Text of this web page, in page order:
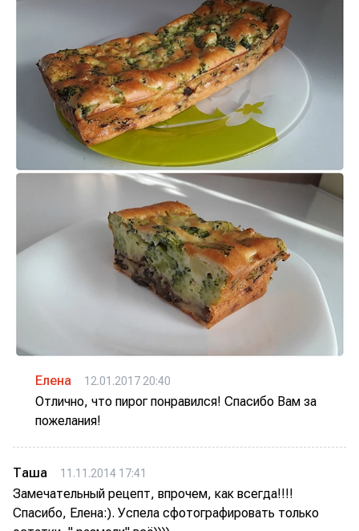
Елена 12.01.2017 20:40
Отлично, что пирог понравился! Спасибо Вам за
пожелания!
Таша 11.11.2014 17:41
Замечательный рецепт, впрочем, как всегда!!!!
Спасибо, Елена:). Успела сфотографировать только